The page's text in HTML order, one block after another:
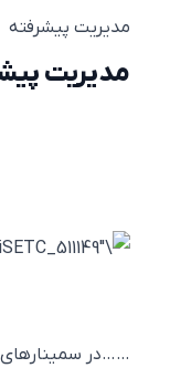
مدیریت پیشرفته
مدیریت
……در سمینارهای